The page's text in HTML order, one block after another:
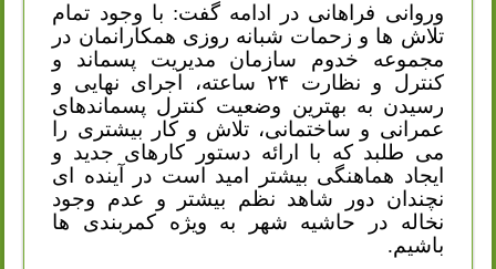
وروانی فراهانی در ادامه گفت: با وجود تمام
تلاش ها و زحمات شبانه روزی همکارانمان در
مجموعه خدوم سازمان مدیریت پسماند و
کنترل و نظارت ۲۴ ساعته، اجرای نهایی و
رسیدن به بهترین وضعیت کنترل پسماندهای
عمرانی و ساختمانی، تلاش و کار بیشتری را
می طلبد که با ارائه دستور کارهای جدید و
ایجاد هماهنگی بیشتر امید است در آینده ای
نچندان دور شاهد نظم بیشتر و عدم وجود
نخاله در حاشیه شهر به ویژه کمربندی ها
باشیم.